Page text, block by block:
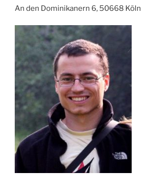
An den Dominikanern 6, 50668 Köln